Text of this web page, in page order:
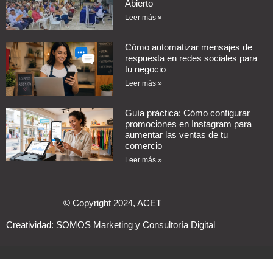
Abierto
Leer más »
Cómo automatizar mensajes de
respuesta en redes sociales para
tu negocio
Leer más »
Guía práctica: Cómo configurar
promociones en Instagram para
aumentar las ventas de tu
comercio
Leer más »
© Copyright 2024, ACET
Creatividad: SOMOS Marketing y Consultoría Digital